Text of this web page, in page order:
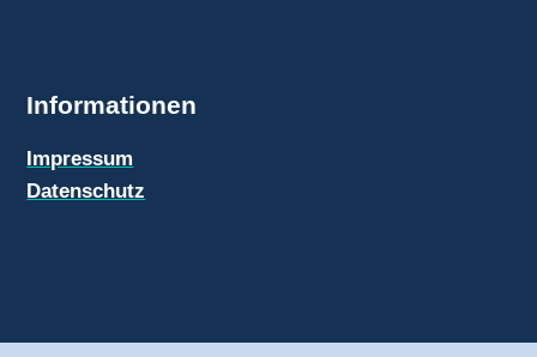
Informationen
Impressum
Datenschutz